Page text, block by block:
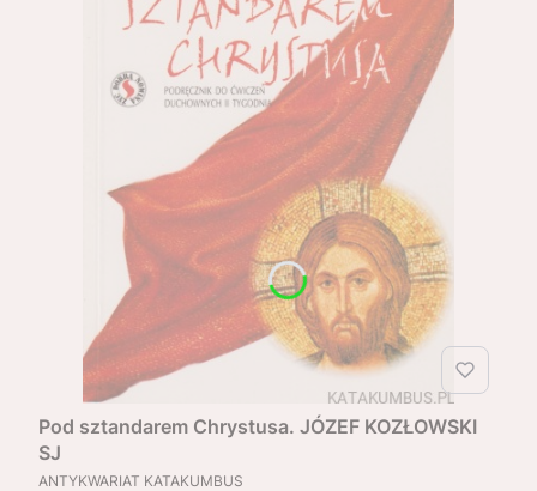
Pod sztandarem Chrystusa. JÓZEF KOZŁOWSKI
SJ
PRODUCENT
ANTYKWARIAT KATAKUMBUS